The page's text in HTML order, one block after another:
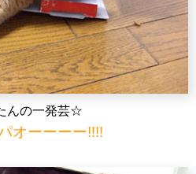
んの一発芸☆
オーーーー!!!!